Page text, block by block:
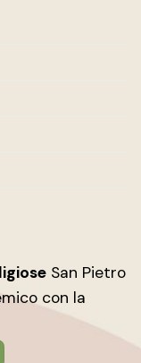
San Pietro
con la